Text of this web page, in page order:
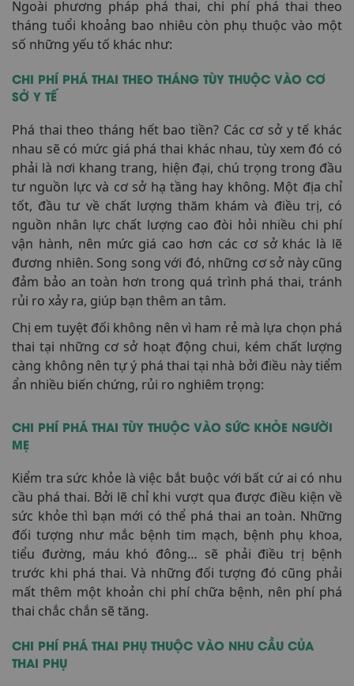
Ngoài phương pháp phá thai, chi phí phá thai theo
tháng tuổi khoảng bao nhiêu còn phụ thuộc vào một
số những yếu tố khác như:
CHI PHÍ PHÁ THAI THEO THÁNG TÙY THUỘC VÀO CƠ
SỞ Y TẾ
Phá thai theo tháng hết bao tiền? Các cơ sở y tế khác
nhau sẽ có mức giá phá thai khác nhau, tùy xem đó có
phải là nơi khang trang, hiện đại, chú trọng trong đầu
tư nguồn lực và cơ sở hạ tầng hay không. Một địa chỉ
tốt, đầu tư về chất lượng thăm khám và điều trị, có
nguồn nhân lực chất lượng cao đòi hỏi nhiều chi phí
vận hành, nên mức giá cao hơn các cơ sở khác là lẽ
đương nhiên. Song song với đó, những cơ sở này cũng
đảm bảo an toàn hơn trong quá trình phá thai, tránh
rủi ro xảy ra, giúp bạn thêm an tâm.
Chị em tuyệt đối không nên vì ham rẻ mà lựa chọn phá
thai tại những cơ sở hoạt động chui, kém chất lượng
càng không nên tự ý phá thai tại nhà bởi điều này tiểm
ẩn nhiều biến chứng, rủi ro nghiêm trọng:
CHI PHÍ PHÁ THAI TÙY THUỘC VÀO SỨC KHỎE NGƯỜI
MẸ
Kiểm tra sức khỏe là việc bắt buộc với bất cứ ai có nhu
cầu phá thai. Bởi lẽ chỉ khi vượt qua được điều kiện về
sức khỏe thì bạn mới có thể phá thai an toàn. Những
đối tượng như mắc bệnh tim mạch, bệnh phụ khoa,
tiểu đường, máu khó đông… sẽ phải điều trị bệnh
trước khi phá thai. Và những đối tượng đó cũng phải
mất thêm một khoản chi phí chữa bệnh, nên phí phá
thai chắc chắn sẽ tăng.
CHI PHÍ PHÁ THAI PHỤ THUỘC VÀO NHU CẦU CỦA
THAI PHỤ